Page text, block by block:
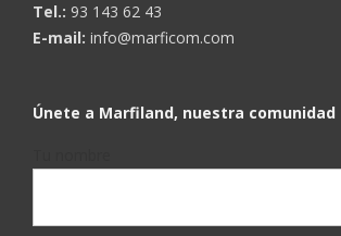
Tel.: 93 143 62 43
E-mail: info@marficom.com
Únete a Marfiland, nuestra comunidad